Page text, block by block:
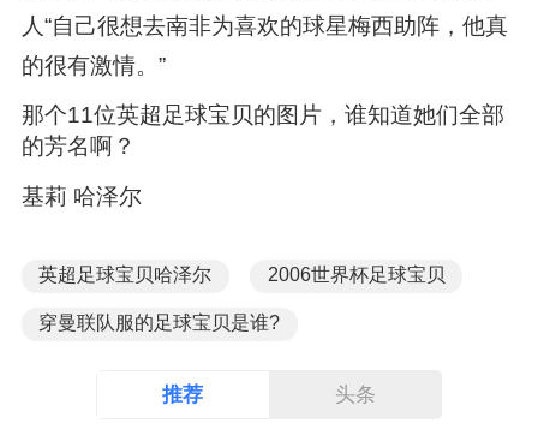
人“自己很想去南非为喜欢的球星梅西助阵，他真
的很有激情。”
那个11位英超足球宝贝的图片，谁知道她们全部
的芳名啊？
基莉 哈泽尔
英超足球宝贝哈泽尔 2006世界杯足球宝贝
穿曼联队服的足球宝贝是谁?
推荐 头条